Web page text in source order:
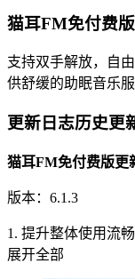
猫耳FM免付费
支持双手解放，自
供舒缓的助眠音乐服
更新日志历史更
猫耳FM免付费版更
版本：6.1.3
1. 提升整体使用流
展开全部